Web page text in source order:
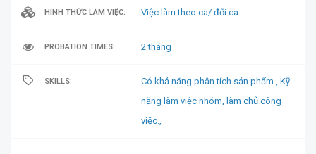
HÌNH THỨC LÀM VIỆC: Việc làm theo ca/ đổi ca
PROBATION TIMES: 2 tháng
SKILLS: Có khả năng phân tích sản phẩm., Kỹ
năng làm việc nhóm, làm chủ công
việc.,